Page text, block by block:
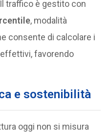
traffico è gestito con
, modalità
consente di calcolare i
favorendo
e sostenibilità
oggi non si misura